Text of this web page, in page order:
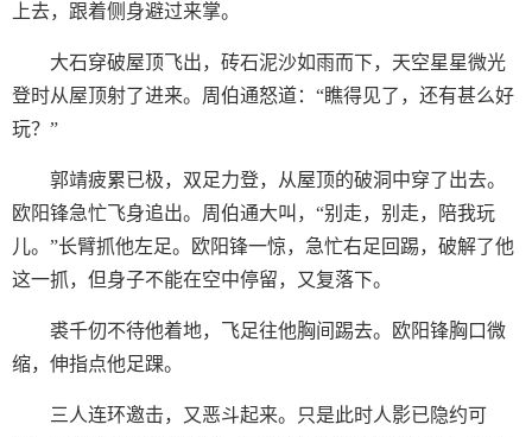
上去，跟着侧身避过来掌。
大石穿破屋顶飞出，砖石泥沙如雨而下，天空星星微光
登时从屋顶射了进来。周伯通怒道：“瞧得见了，还有甚么好
玩？”
郭靖疲累已极，双足力登，从屋顶的破洞中穿了出去。
欧阳锋急忙飞身追出。周伯通大叫，“别走，别走，陪我玩
儿。”长臂抓他左足。欧阳锋一惊，急忙右足回踢，破解了他
这一抓，但身子不能在空中停留，又复落下。
裘千仞不待他着地，飞足往他胸间踢去。欧阳锋胸口微
缩，伸指点他足踝。
三人连环邀击，又恶斗起来。只是此时人影已隐约可